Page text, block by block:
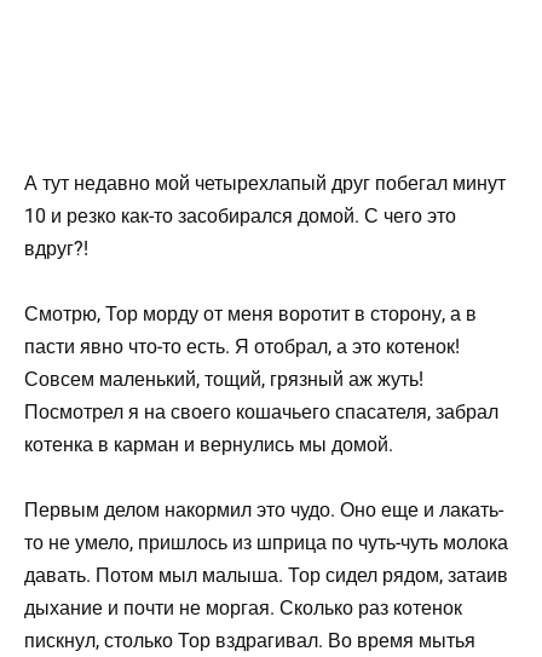
А тут недавно мой четырехлапый друг побегал минут
10 и резко как-то засобирался домой. С чего это
вдруг?!
Смотрю, Тор морду от меня воротит в сторону, а в
пасти явно что-то есть. Я отобрал, а это котенок!
Совсем маленький, тощий, грязный аж жуть!
Посмотрел я на своего кошачьего спасателя, забрал
котенка в карман и вернулись мы домой.
Первым делом накормил это чудо. Оно еще и лакать-
то не умело, пришлось из шприца по чуть-чуть молока
давать. Потом мыл малыша. Тор сидел рядом, затаив
дыхание и почти не моргая. Сколько раз котенок
пискнул, столько Тор вздрагивал. Во время мытья